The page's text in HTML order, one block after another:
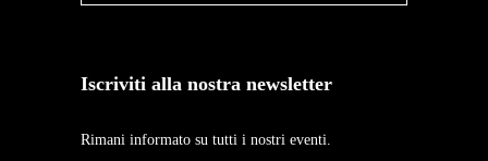
Iscriviti alla nostra newsletter
Rimani informato su tutti i nostri eventi.